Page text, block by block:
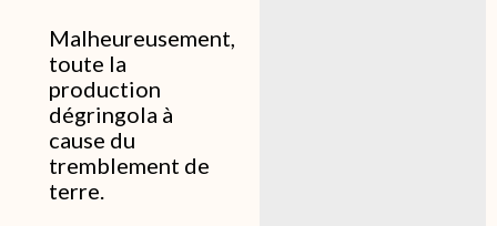
Malheureusement,
toute la
production
dégringola à
cause du
tremblement de
terre.